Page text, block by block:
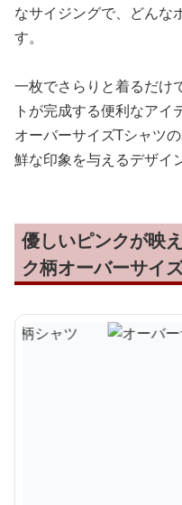
なサイジングで、どんな
す。
一枚でさらりと着るだけ
トが完成する便利なアイ
オーバーサイズTシャツ
鮮な印象を与えるデザイ
優しいピンクが映
ク柄オーバーサイ